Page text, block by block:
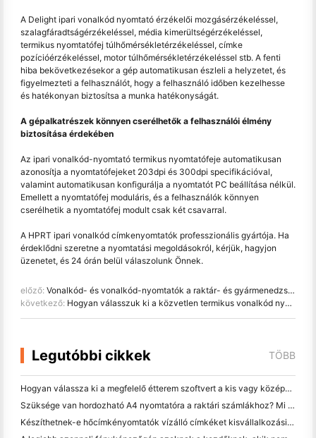
A Delight ipari vonalkód nyomtató érzékelői mozgásérzékeléssel,
szalagfáradtságérzékeléssel, média kimerültségérzékeléssel,
termikus nyomtatófej túlhőmérsékletérzékeléssel, címke
pozícióérzékeléssel, motor túlhőmérsékletérzékeléssel stb. A fenti
hiba bekövetkezésekor a gép automatikusan észleli a helyzetet, és
figyelmezteti a felhasználót, hogy a felhasználó időben kezelhesse
és hatékonyan biztosítsa a munka hatékonyságát.
A gépalkatrészek könnyen cserélhetők a felhasználói élmény
biztosítása érdekében
Az ipari vonalkód-nyomtató termikus nyomtatófeje automatikusan
azonosítja a nyomtatófejeket 203dpi és 300dpi specifikációval,
valamint automatikusan konfigurálja a nyomtatót PC beállítása nélkül.
Emellett a nyomtatófej moduláris, és a felhasználók könnyen
cserélhetik a nyomtatófej modult csak két csavarral.
A HPRT ipari vonalkód címkenyomtatók professzionális gyártója. Ha
érdeklődni szeretne a nyomtatási megoldásokról, kérjük, hagyjon
üzenetet, és 24 órán belül válaszolunk Önnek.
előző: Vonalkód- és vonalkód-nyomtatók a raktár- és gyármenedzsmentben
következő: Hogyan válasszuk ki a közvetlen termikus vonalkód nyomtatót
Legutóbbi cikkek TÖBB
Hogyan válassza ki a megfelelő étterem szoftvert a kis vagy középméretű étteremhez
Szüksége van hordozható A4 nyomtatóra a raktári számlákhoz? Mi valójában működik
Készíthetnek-e hőcímkényomtatók vízálló címkéket kisvállalkozási termékekhez?